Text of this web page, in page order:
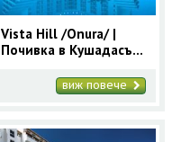
Vista Hill /Onura/ |
Почивка в Кушадасъ с
виж повече